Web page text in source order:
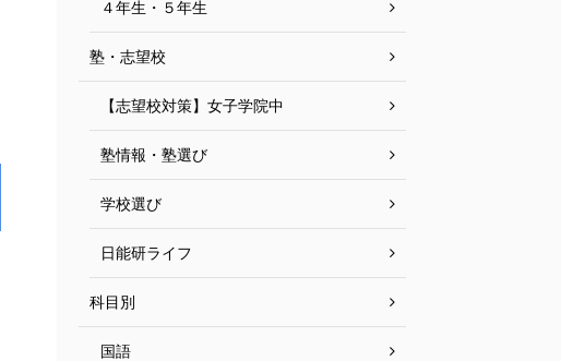
４年生・５年生
塾・志望校
【志望校対策】女子学院中
塾情報・塾選び
学校選び
日能研ライフ
科目別
国語